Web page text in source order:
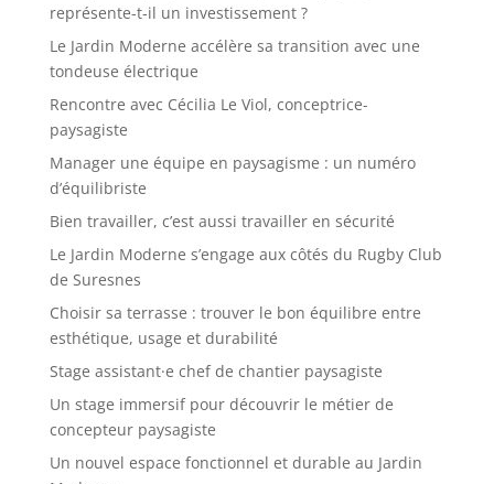
représente-t-il un investissement ?
Le Jardin Moderne accélère sa transition avec une
tondeuse électrique
Rencontre avec Cécilia Le Viol, conceptrice-
paysagiste
Manager une équipe en paysagisme : un numéro
d’équilibriste
Bien travailler, c’est aussi travailler en sécurité
Le Jardin Moderne s’engage aux côtés du Rugby Club
de Suresnes
Choisir sa terrasse : trouver le bon équilibre entre
esthétique, usage et durabilité
Stage assistant·e chef de chantier paysagiste
Un stage immersif pour découvrir le métier de
concepteur paysagiste
Un nouvel espace fonctionnel et durable au Jardin